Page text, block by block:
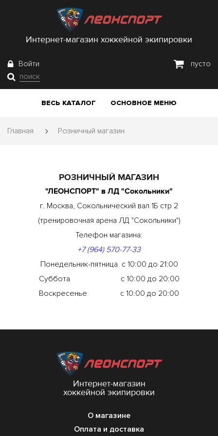
Интернет-магазин хоккейной экипировки
Войти
поиск
пусто
ВЕСЬ КАТАЛОГ ОСНОВНОЕ МЕНЮ
Главная Розничный магазин
РОЗНИЧНЫЙ МАГАЗИН
"ЛЕОНСПОРТ" в ЛД "Сокольники"
г. Москва, Сокольнический вал 1Б стр 2
(тренировочная арена ЛД "Сокольники")
Телефон магазина:
+7 (964) 570-77-33
Понедельник-пятница с 10:00 до 21:00
Суббота с 10:00 до 20:00
Воскресенье с 10:00 до 20:00
Интернет-магазин
хоккейной экипировки
О магазине
Оплата и доставка